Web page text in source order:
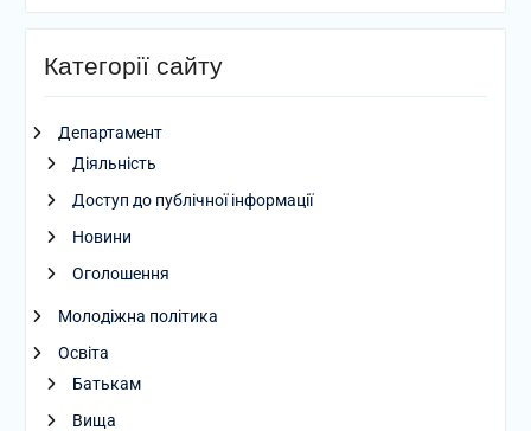
Категорії сайту
Департамент
Діяльність
Доступ до публічної інформації
Новини
Оголошення
Молодіжна політика
Освіта
Батькам
Вища